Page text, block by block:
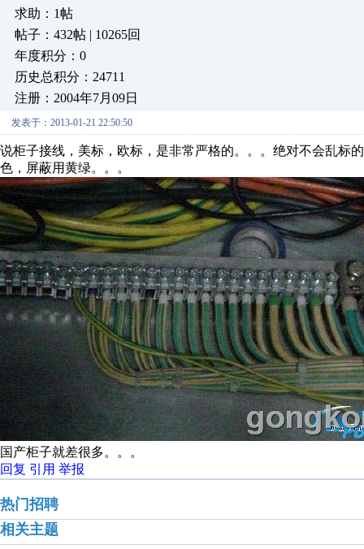
求助：1帖
帖子：432帖 | 10265回
年度积分：0
历史总积分：24711
注册：2004年7月09日
发表于：2013-01-21 22:50:50
说柜子接线，美标，欧标，是非常严格的。。。绝对不会乱标
色，屏蔽用黄绿。。。
国产柜子就差很多。。。
回复 引用 举报
热门招聘
相关主题